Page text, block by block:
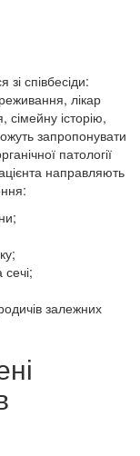
зі співбесіди:
лікар
сімейну історію,
запропонувати
патології
направляють
сечі;
залежних